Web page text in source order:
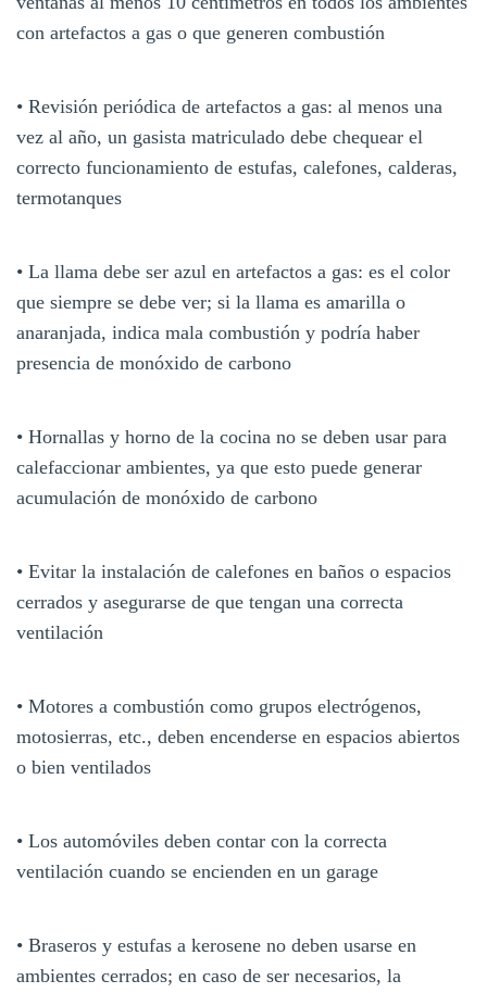
con artefactos a gas o que generen combustión
• Revisión periódica de artefactos a gas: al menos una
vez al año, un gasista matriculado debe chequear el
correcto funcionamiento de estufas, calefones, calderas,
termotanques
• La llama debe ser azul en artefactos a gas: es el color
que siempre se debe ver; si la llama es amarilla o
anaranjada, indica mala combustión y podría haber
presencia de monóxido de carbono
• Hornallas y horno de la cocina no se deben usar para
calefaccionar ambientes, ya que esto puede generar
acumulación de monóxido de carbono
• Evitar la instalación de calefones en baños o espacios
cerrados y asegurarse de que tengan una correcta
ventilación
• Motores a combustión como grupos electrógenos,
motosierras, etc., deben encenderse en espacios abiertos
o bien ventilados
• Los automóviles deben contar con la correcta
ventilación cuando se encienden en un garage
• Braseros y estufas a kerosene no deben usarse en
ambientes cerrados; en caso de ser necesarios, la